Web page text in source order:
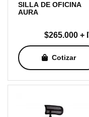
SILLA DE OFICINA
AURA
$265.000 +
Cotizar